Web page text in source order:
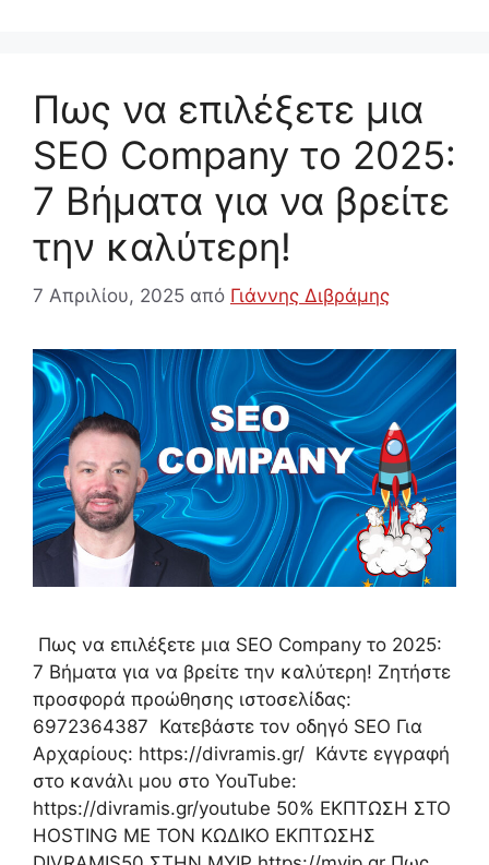
Πως να επιλέξετε μια
SEO Company το 2025:
7 Βήματα για να βρείτε
την καλύτερη!
7 Απριλίου, 2025 από Γιάννης Διβράμης
Πως να επιλέξετε μια SEO Company το 2025:
7 Βήματα για να βρείτε την καλύτερη! Ζητήστε
προσφορά προώθησης ιστοσελίδας:
6972364387 Κατεβάστε τον οδηγό SEO Για
Αρχαρίους: https://divramis.gr/ Κάντε εγγραφή
στο κανάλι μου στο YouTube:
https://divramis.gr/youtube 50% ΕΚΠΤΩΣΗ ΣΤΟ
HOSTING ΜΕ ΤΟΝ ΚΩΔΙΚΟ ΕΚΠΤΩΣΗΣ